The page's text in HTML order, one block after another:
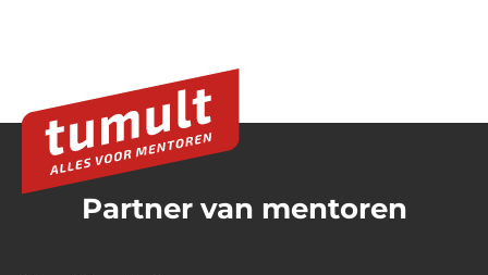
Partner van mentoren